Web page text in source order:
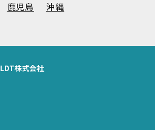
鹿児島 沖縄
LDT株式会社